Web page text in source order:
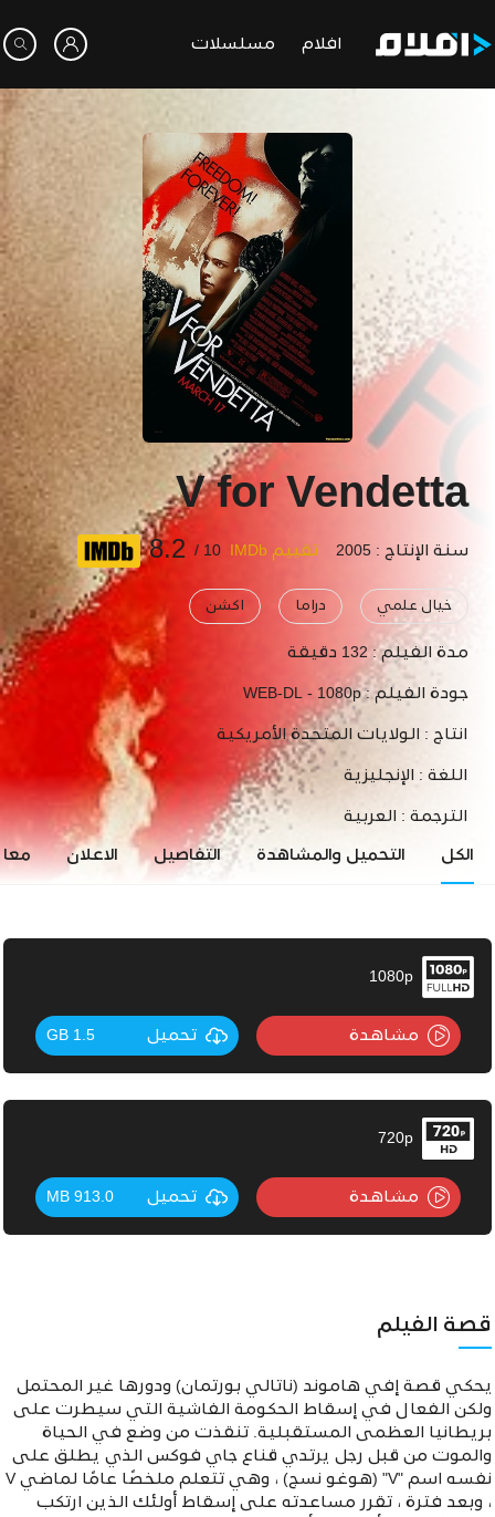
افلام مسلسلات
V for Vendetta
سنة الإنتاج : 2005 تقييم IMDb 10 /
8.2
خيال علمي دراما اكشن
مدة الفيلم : 132 دقيقة
جودة الفيلم :WEB-DL - 1080p
انتاج : الولايات المتحدة الأمريكية
اللغة : الإنجليزية
الترجمة : العربية
الكل التحميل والمشاهدة التفاصيل الاعلان
1080p
مشاهدة تحميل 1.5 GB
720p
مشاهدة تحميل 913.0 MB
قصة الفيلم
يحكي قصة إفي هاموند (ناتالي بورتمان) ودورها غير المحتمل
ولكن الفعال في إسقاط الحكومة الفاشية التي سيطرت على
بريطانيا العظمى المستقبلية. تنقذت من وضع في الحياة
والموت من قبل رجل يرتدي قناع جاي فوكس الذي يطلق على
نفسه اسم "V" (هوغو نسج) ، وهي تتعلم ملخصًا عامًا لماضي V
، وبعد فترة ، تقرر مساعدته على إسقاط أولئك الذين ارتكب